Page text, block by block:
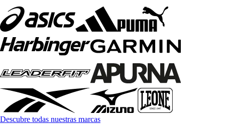
Descubre todas nuestras marcas